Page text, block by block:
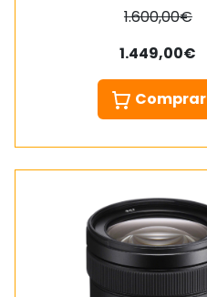
1.600,00€
1.449,00€
Comprar